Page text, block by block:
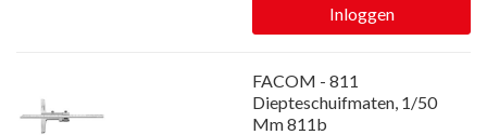
Inloggen
FACOM - 811
Diepteschuifmaten, 1/50
Mm 811b